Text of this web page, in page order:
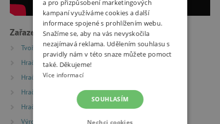
Zařazeno v kategoriích
Tvoření Razítka
Ostatní dětská razítka
Hračky dle věku
Hry a hračky pro předškoláky
Hračky dle věku
Hračky dle věku
Hry a hračky pro děti od 9 let
Hračky dle typu
Výrobci
a pro přizpůsobení marketingových
kampaní využíváme cookies a další
informace spojené s prohlížením webu.
Snažíme se, aby na vás nevyskočila
nezajímavá reklama. Udělením souhlasu s
pravidly nám v této snaze můžete pomoct
také. Děkujeme!
Více informací
SOUHLASÍM
Nechci cookies